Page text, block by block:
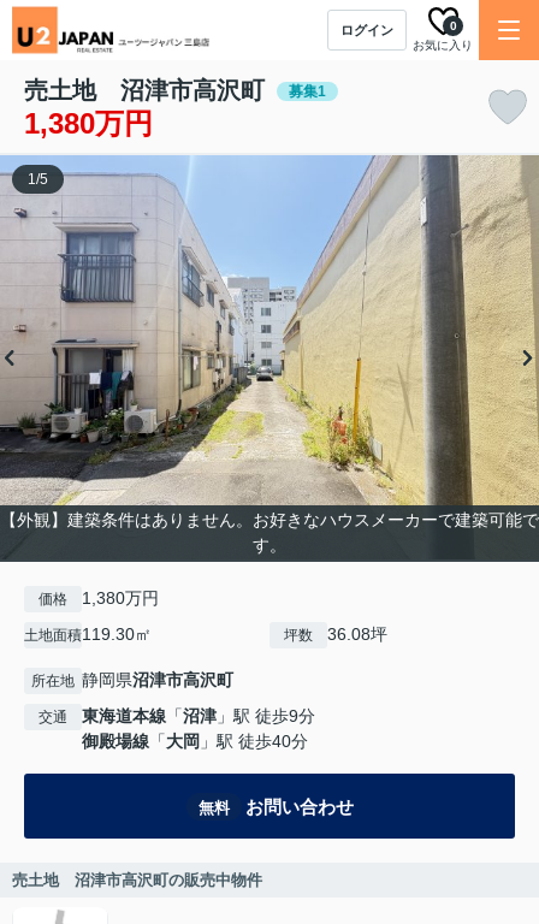
ログイン
お気に入り
0
売土地 沼津市高沢町 募集1
1,380万円
【外観】建築条件はありません。お好きなハウスメーカーで建築可能で
す。
1/5
価格 1,380万円
土地面積119.30㎡ 坪数 36.08坪
所在地 静岡県沼津市高沢町
交通 東海道本線 「沼津 」駅 徒歩9分
御殿場線 「大岡 」駅 徒歩40分
無料 お問い合わせ
売土地 沼津市高沢町の販売中物件